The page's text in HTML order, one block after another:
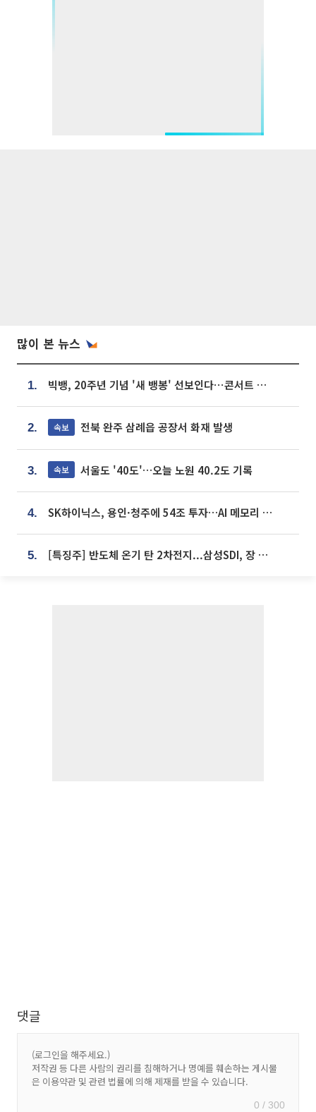
많이 본 뉴스
1. 빅뱅, 20주년 기념 '새 뱅봉' 선보인다⋯콘서트 앞두고 팝업 개최
2. 속보 전북 완주 삼례읍 공장서 화재 발생
3. 속보 서울도 '40도'…오늘 노원 40.2도 기록
4. SK하이닉스, 용인·청주에 54조 투자…AI 메모리 생산기지 키운다
5. [특징주] 반도체 온기 탄 2차전지...삼성SDI, 장 초반 7% 넘게 껑충
댓글
0 / 300